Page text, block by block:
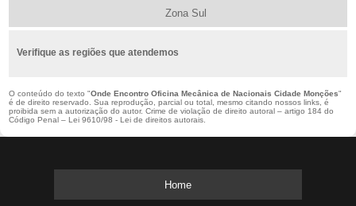
Zona Sul
Verifique as regiões que atendemos
O conteúdo do texto "Onde Encontro Oficina Mecânica de Nacionais Cidade Monções"
é de direito reservado. Sua reprodução, parcial ou total, mesmo citando nossos links, é
proibida sem a autorização do autor. Crime de violação de direito autoral – artigo 184 do
Código Penal –Lei 9610/98 - Lei de direitos autorais.
Home